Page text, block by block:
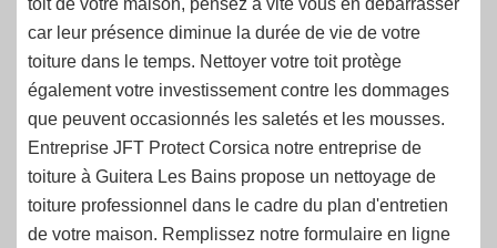
toit de votre maison, pensez à vite vous en débarrasser
car leur présence diminue la durée de vie de votre
toiture dans le temps. Nettoyer votre toit protège
également votre investissement contre les dommages
que peuvent occasionnés les saletés et les mousses.
Entreprise JFT Protect Corsica notre entreprise de
toiture à Guitera Les Bains propose un nettoyage de
toiture professionnel dans le cadre du plan d'entretien
de votre maison. Remplissez notre formulaire en ligne